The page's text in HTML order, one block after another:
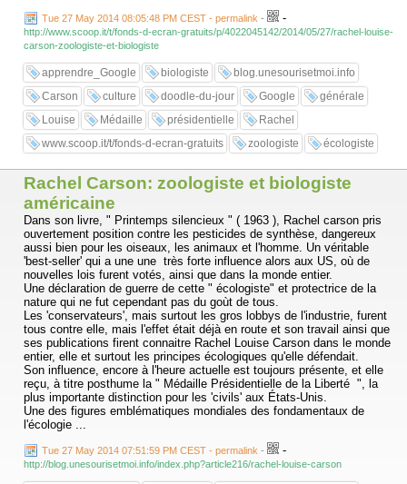
Tue 27 May 2014 08:05:48 PM CEST - permalink - -
http://www.scoop.it/t/fonds-d-ecran-gratuits/p/4022045142/2014/05/27/rachel-louise-
carson-zoologiste-et-biologiste
apprendre_Google biologiste
blog.unesourisetmoi.info
Carson
culture doodle-du-jour Google
générale
Louise
Médaille présidentielle
Rachel
www.scoop.it/t/fonds-d-ecran-gratuits
zoologiste écologiste
Rachel Carson: zoologiste et biologiste
américaine
Dans son livre, " Printemps silencieux " ( 1963 ), Rachel carson pris
ouvertement position contre les pesticides de synthèse, dangereux
aussi bien pour les oiseaux, les animaux et l'homme. Un véritable
'best-seller' qui a une une très forte influence alors aux US, où de
nouvelles lois furent votés, ainsi que dans la monde entier.
Une déclaration de guerre de cette " écologiste" et protectrice de la
nature qui ne fut cependant pas du goùt de tous.
Les 'conservateurs', mais surtout les gros lobbys de l'industrie, furent
tous contre elle, mais l'effet était déjà en route et son travail ainsi que
ses publications firent connaitre Rachel Louise Carson dans le monde
entier, elle et surtout les principes écologiques qu'elle défendait.
Son influence, encore à l'heure actuelle est toujours présente, et elle
reçu, à titre posthume la " Médaille Présidentielle de la Liberté ", la
plus importante distinction pour les 'civils' aux États-Unis.
Une des figures emblématiques mondiales des fondamentaux de
l'écologie ...
Tue 27 May 2014 07:51:59 PM CEST - permalink - -
http://blog.unesourisetmoi.info/index.php?article216/rachel-louise-carson